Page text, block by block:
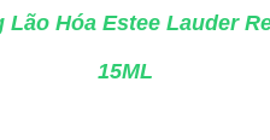
Hóa Estee Lauder
15ML